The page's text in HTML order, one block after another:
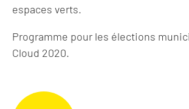
espaces verts.
Programme pour les élections
Cloud 2020.